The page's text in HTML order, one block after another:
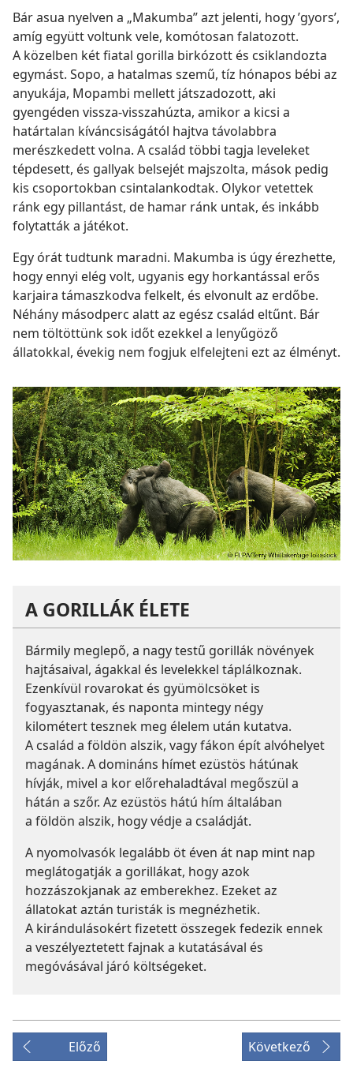
Bár asua nyelven a „Makumba” azt jelenti, hogy ’gyors’,
amíg együtt voltunk vele, komótosan falatozott.
A közelben két fiatal gorilla birkózott és csiklandozta
egymást. Sopo, a hatalmas szemű, tíz hónapos bébi az
anyukája, Mopambi mellett játszadozott, aki
gyengéden vissza-visszahúzta, amikor a kicsi a
határtalan kíváncsiságától hajtva távolabbra
merészkedett volna. A család többi tagja leveleket
tépdesett, és gallyak belsejét majszolta, mások pedig
kis csoportokban csintalankodtak. Olykor vetettek
ránk egy pillantást, de hamar ránk untak, és inkább
folytatták a játékot.
Egy órát tudtunk maradni. Makumba is úgy érezhette,
hogy ennyi elég volt, ugyanis egy horkantással erős
karjaira támaszkodva felkelt, és elvonult az erdőbe.
Néhány másodperc alatt az egész család eltűnt. Bár
nem töltöttünk sok időt ezekkel a lenyűgöző
állatokkal, évekig nem fogjuk elfelejteni ezt az élményt.
A GORILLÁK ÉLETE
Bármily meglepő, a nagy testű gorillák növények
hajtásaival, ágakkal és levelekkel táplálkoznak.
Ezenkívül rovarokat és gyümölcsöket is
fogyasztanak, és naponta mintegy négy
kilométert tesznek meg élelem után kutatva.
A család a földön alszik, vagy fákon épít alvóhelyet
magának. A domináns hímet ezüstös hátúnak
hívják, mivel a kor előrehaladtával megőszül a
hátán a szőr. Az ezüstös hátú hím általában
a földön alszik, hogy védje a családját.
A nyomolvasók legalább öt éven át nap mint nap
meglátogatják a gorillákat, hogy azok
hozzászokjanak az emberekhez. Ezeket az
állatokat aztán turisták is megnézhetik.
A kirándulásokért fizetett összegek fedezik ennek
a veszélyeztetett fajnak a kutatásával és
megóvásával járó költségeket.
Előző Következő